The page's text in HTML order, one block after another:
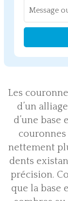
Les
d’un
d’une base
nettement
dents
précision.
que la base